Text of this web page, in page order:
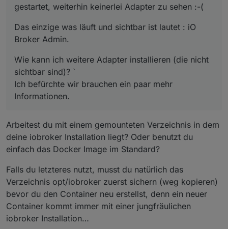
gestartet, weiterhin keinerlei Adapter zu sehen :-(
Das einzige was läuft und sichtbar ist lautet : iO
Broker Admin.
Wie kann ich weitere Adapter installieren (die nicht
sichtbar sind)? `
Ich befürchte wir brauchen ein paar mehr
Informationen.
Arbeitest du mit einem gemounteten Verzeichnis in dem
deine iobroker Installation liegt? Oder benutzt du
einfach das Docker Image im Standard?
Falls du letzteres nutzt, musst du natürlich das
Verzeichnis opt/iobroker zuerst sichern (weg kopieren)
bevor du den Container neu erstellst, denn ein neuer
Container kommt immer mit einer jungfräulichen
iobroker Installation…